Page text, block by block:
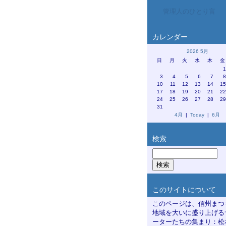
カレンダー
2026 5月
日
月 火 水 木 金
1
3
4 5 6 7 8
10
11 12 13 14 15
17
18 19 20 21 22
24
25 26 27 28 29
31
4月
| Today | 6月
検索
このサイトについて
このページは、信州まつ
地域を大いに盛り上げる
ーターたちの集まり：松